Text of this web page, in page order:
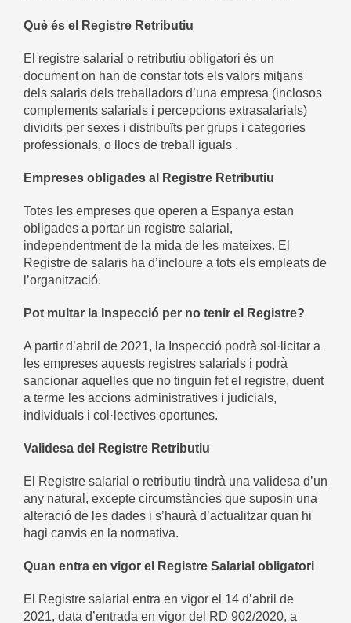
Què és el Registre Retributiu
El registre salarial o retributiu obligatori és un
document on han de constar tots els valors mitjans
dels salaris dels treballadors d’una empresa (inclosos
complements salarials i percepcions extrasalarials)
dividits per sexes i distribuïts per grups i categories
professionals, o llocs de treball iguals .
Empreses obligades al Registre Retributiu
Totes les empreses que operen a Espanya estan
obligades a portar un registre salarial,
independentment de la mida de les mateixes. El
Registre de salaris ha d’incloure a tots els empleats de
l’organització.
Pot multar la Inspecció per no tenir el Registre?
A partir d’abril de 2021, la Inspecció podrà sol·licitar a
les empreses aquests registres salarials i podrà
sancionar aquelles que no tinguin fet el registre, duent
a terme les accions administratives i judicials,
individuals i col·lectives oportunes.
Validesa del Registre Retributiu
El Registre salarial o retributiu tindrà una validesa d’un
any natural, excepte circumstàncies que suposin una
alteració de les dades i s’haurà d’actualitzar quan hi
hagi canvis en la normativa.
Quan entra en vigor el Registre Salarial obligatori
El Registre salarial entra en vigor el 14 d’abril de
2021, data d’entrada en vigor del RD 902/2020, a